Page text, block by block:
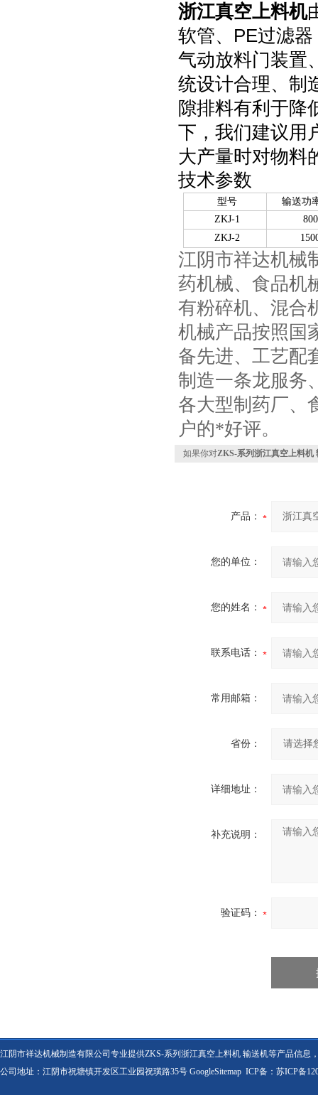
浙江真空上料机
软管、PE过滤
气动放料门装置
统设计合理、制
隙排料有利于降
下，我们建议用
大产量时对物料
技术参数
型号
输送功
ZKJ-1
800
ZKJ-2
江阴市祥达机械
药机械、食品机
有粉碎机、混合
机械产品按照国
备先进、工艺配
制造一条龙服务
各大型制药厂、
户的*好评。
如果你对ZKS-系列浙江真空上料机
产品：
您的单位：
您的姓名：
联系电话：
常用邮箱：
省份：
详细地址：
补充说明：
验证码：
江阴市祥达机械制造有限公司专业提供ZKS-系列浙江真空上料机 输送机等产品信息
公司地址：江阴市祝塘镇开发区工业园祝璜路35号 GoogleSitemap ICP备： 苏ICP备